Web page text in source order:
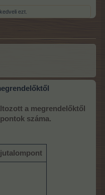
kedveli ezt.
a megrendelőktől
száma.